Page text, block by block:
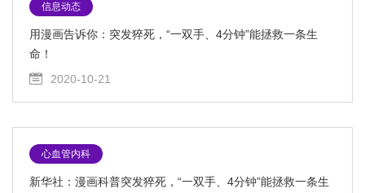
信息动态
用漫画告诉你：突发猝死，“一双手、4分钟”能拯救一条生
命！
2020-10-21
心血管内科
新华社：漫画科普突发猝死，“一双手、4分钟”能拯救一条生